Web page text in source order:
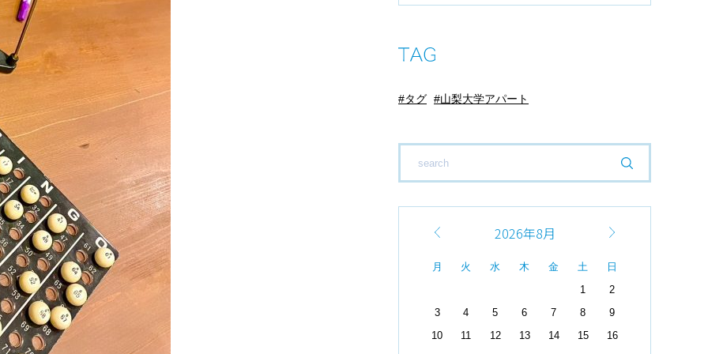
タグ 山梨大学アパート
2026年8月
月 火 水 木 金 土
日
1
2
3
4 5 6 7 8
9
10
11 12 13 14 15
16